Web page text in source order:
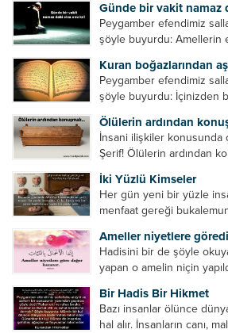
Günde bir vakit namaz
Peygamber efendimiz
şöyle buyurdu: Amellerin
bir yere sahiptir. Namaz
toplantıdır....
Kuran boğazlarından
Peygamber efendimiz
şöyle buyurdu: İçinizden
küçümseyeceksiniz.
kendi oruçlarınızı
amellerini görünce kendi
küçümseyeceksiniz. ...
Ölülerin ardından
İnsani ilişkiler konusunda
Şerif! Ölülerin ardından
küfretmek, sövmek,
zikretmek ölüye zarar
İki Yüzlü Kimseler
Her gün yeni bir yüzle
menfaat gereği
insan grubudur.
duran,...
Ameller niyetlere
Hadisini bir de şöyle
yapan o amelin niçin
namazın hiçbir değeri
okunan ezanın hiçbir...
Bir Hadis Bir Hikmet
Bazı insanlar ölünce
hal alır. İnsanların canı,